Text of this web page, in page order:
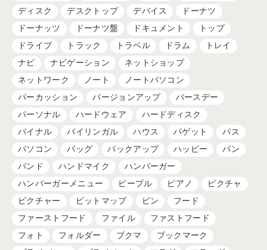
ディスク
デスクトップ デバイス
ドーナツ
ドーナッツ
ドーナツ盤 ドキュメント
トップ
ドライブ
トラック トラベル ドラム
トレイ
ナビ
ナビゲーション
ネットショップ
ネットワーク
ノート
ノートパソコン
パーカッション
バージョンアップ
バースデー
パーソナル
ハードウェア
ハードディスク
バイナル
バイリンガル ハウス バゲット
パス
パソコン
バッグ バックアップ ハッピー
パン
バンド
ハンドマイク
ハンバーガー
ハンバーガーメニュー
ピープル ピアノ
ピクチャ
ピクチャー
ビットマップ ピン
フード
ファーストフード
ファイル
ファストフード
フォト
フォルダー ブクマ
ブックマーク